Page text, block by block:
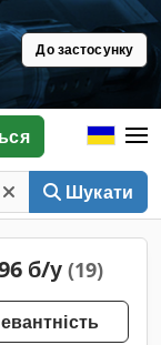
До застосунку
Шукати
б/у (19)